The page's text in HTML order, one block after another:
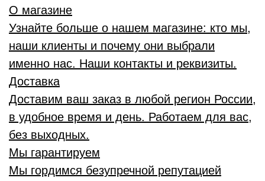
О магазине
Узнайте больше о нашем магазине: кто мы,
наши клиенты и почему они выбрали
именно нас. Наши контакты и реквизиты.
Доставка
Доставим ваш заказ в любой регион России,
в удобное время и день. Работаем для вас,
без выходных.
Мы гарантируем
Мы гордимся безупречной репутацией